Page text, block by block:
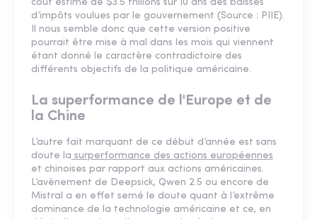
coût estimé de $3.5 trillions sur 10 ans des baisses
d’impôts voulues par le gouvernement (Source : PIIE).
Il nous semble donc que cette version positive
pourrait être mise à mal dans les mois qui viennent
étant donné le caractère contradictoire des
différents objectifs de la politique américaine.
La superformance de l'Europe et de
la Chine
L’autre fait marquant de ce début d’année est sans
doute la surperformance des actions européennes
et chinoises par rapport aux actions américaines.
L’avènement de Deepsick, Qwen 2.5 ou encore de
Mistral a en effet semé le doute quant à l’extrême
dominance de la technologie américaine et ce, en